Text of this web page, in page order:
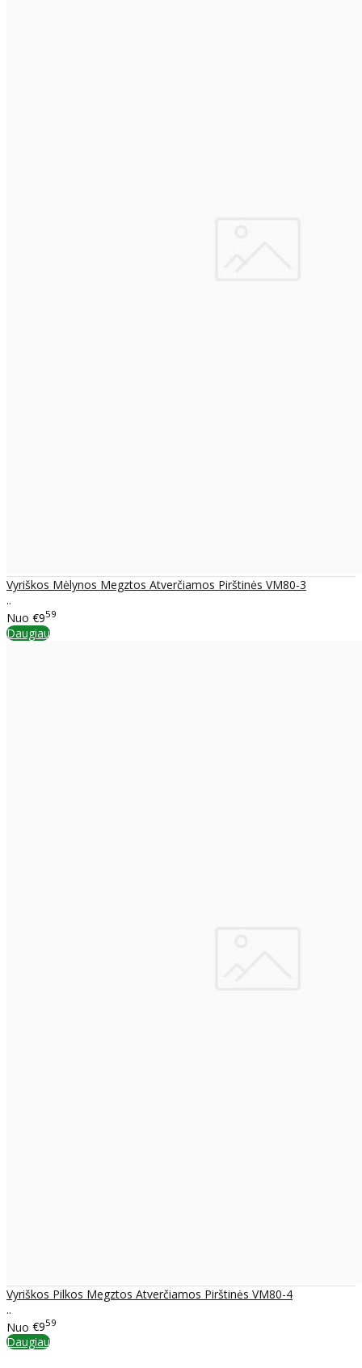
Vyriškos Mėlynos Megztos Atverčiamos Pirštinės VM80-3
..
Nuo €959
Daugiau
Vyriškos Pilkos Megztos Atverčiamos Pirštinės VM80-4
..
Nuo €959
Daugiau